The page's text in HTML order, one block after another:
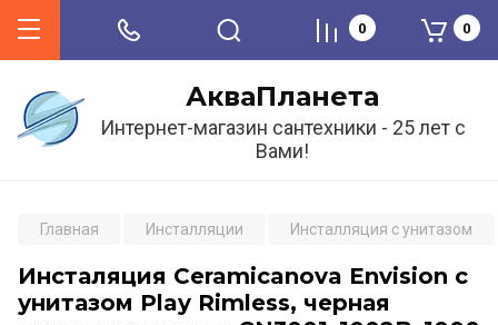
АкваПланета
Интернет-магазин сантехники - 25 лет с
Вами!
0 0
Главная Инсталляции Инсталляция с унитазом
Инсталяция Ceramicanova Envision с
унитазом Play Rimless, черная